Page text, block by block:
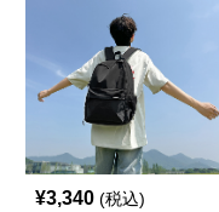
¥3,340 (税込)